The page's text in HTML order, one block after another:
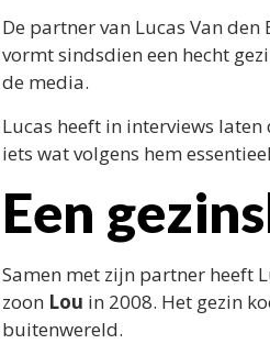
De partner van Lucas Van den
vormt sindsdien een hecht
de media.
Lucas heeft in interviews
iets wat volgens hem
Een
Samen met zijn partner heeft
zoon Lou in 2008. Het gezin
buitenwereld.